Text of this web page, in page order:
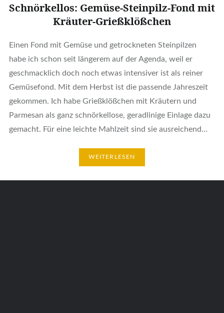
Schnörkellos: Gemüse-Steinpilz-Fond mit
Kräuter-Grießklößchen
Einen Fond mit Gemüse und getrockneten Steinpilzen
habe ich schon seit längerem auf der Agenda, weil er
geschmacklich doch noch etwas intensiver ist als reiner
Gemüsefond. Mit dem Herbst ist die passende Jahreszeit
gekommen. Ich habe Grießklößchen mit Kräutern und
Parmesan als ganz schnörkellose, geradlinige Einlage dazu
gemacht. Für eine leichte Mahlzeit sind sie ausreichend…
WEITERLESEN